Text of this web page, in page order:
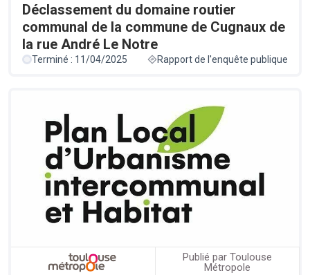
Déclassement du domaine routier
communal de la commune de Cugnaux de
la rue André Le Notre
Terminé : 11/04/2025 Rapport de l'enquête publique
Publié par Toulouse
Métropole